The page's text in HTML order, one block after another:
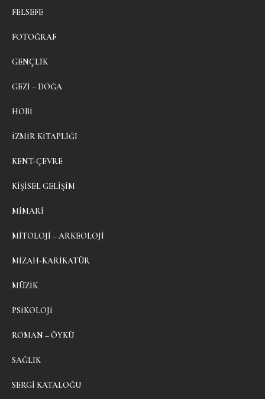
FELSEFE
FOTOĞRAF
GENÇLIK
GEZI – DOĞA
HOBI
İZMIR KITAPLIĞI
KENT-ÇEVRE
KIŞISEL GELIŞIM
MIMARI
MITOLOJI – ARKEOLOJI
MIZAH-KARIKATÜR
MÜZIK
PSIKOLOJI
ROMAN – ÖYKÜ
SAĞLIK
SERGI KATALOĞU